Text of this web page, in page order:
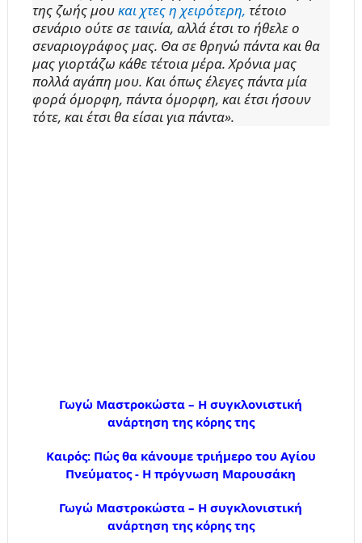
της ζωής μουκαι χτες η χειρότερη, τέτοιο
σενάριο ούτε σε ταινία, αλλά έτσι το ήθελε ο
σεναριογράφος μας. Θα σε θρηνώ πάντα και θα
μας γιορτάζω κάθε τέτοια μέρα. Χρόνια μας
πολλά αγάπη μου. Και όπως έλεγες πάντα μία
φορά όμορφη, πάντα όμορφη, και έτσι ήσουν
τότε, και έτσι θα είσαι για πάντα».
Γωγώ Μαστροκώστα – Η συγκλονιστική
ανάρτηση της κόρης της
Καιρός: Πώς θα κάνουμε τριήμερο του Αγίου
Πνεύματος - Η πρόγνωση Μαρουσάκη
Γωγώ Μαστροκώστα – Η συγκλονιστική
ανάρτηση της κόρης της